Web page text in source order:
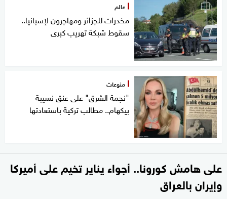
عالم
مخدرات للجزائر ومهاجرون لإسبانيا..
سقوط شبكة تهريب كبرى
منوعات
"نجمة الشرق" على عنق نسيبة
بيكهام.. مطالب تركية باستعادتها
على هامش كورونا.. أجواء يناير تخيم على أميركا
وإيران بالعراق